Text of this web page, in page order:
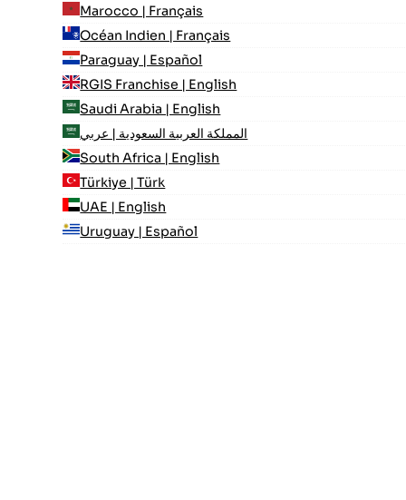
Marocco | Français
Océan Indien | Français
Paraguay | Español
RGIS Franchise | English
Saudi Arabia | English
المملكة العربية السعودية | عربي
South Africa | English
Türkiye | Türk
UAE | English
Uruguay | Español